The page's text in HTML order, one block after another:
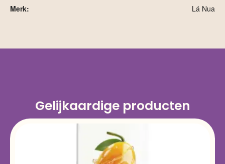
Merk: Lá Nua
Gelijkaardige producten